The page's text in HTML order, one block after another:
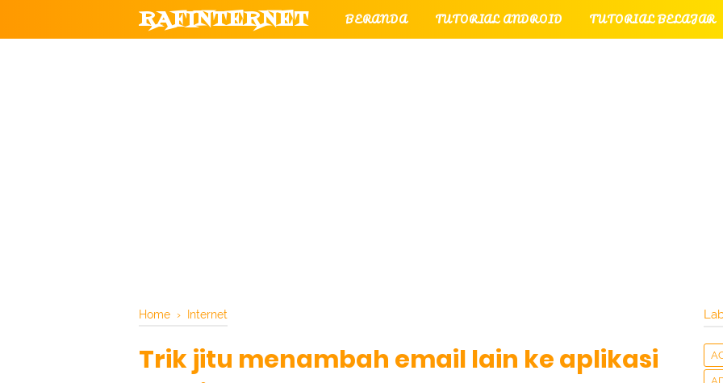
RAFINTERNET BERANDA TUTORIAL ANDROID TUTORIAL BELAJAR
Home › Internet
Trik jitu menambah email lain ke aplikasi